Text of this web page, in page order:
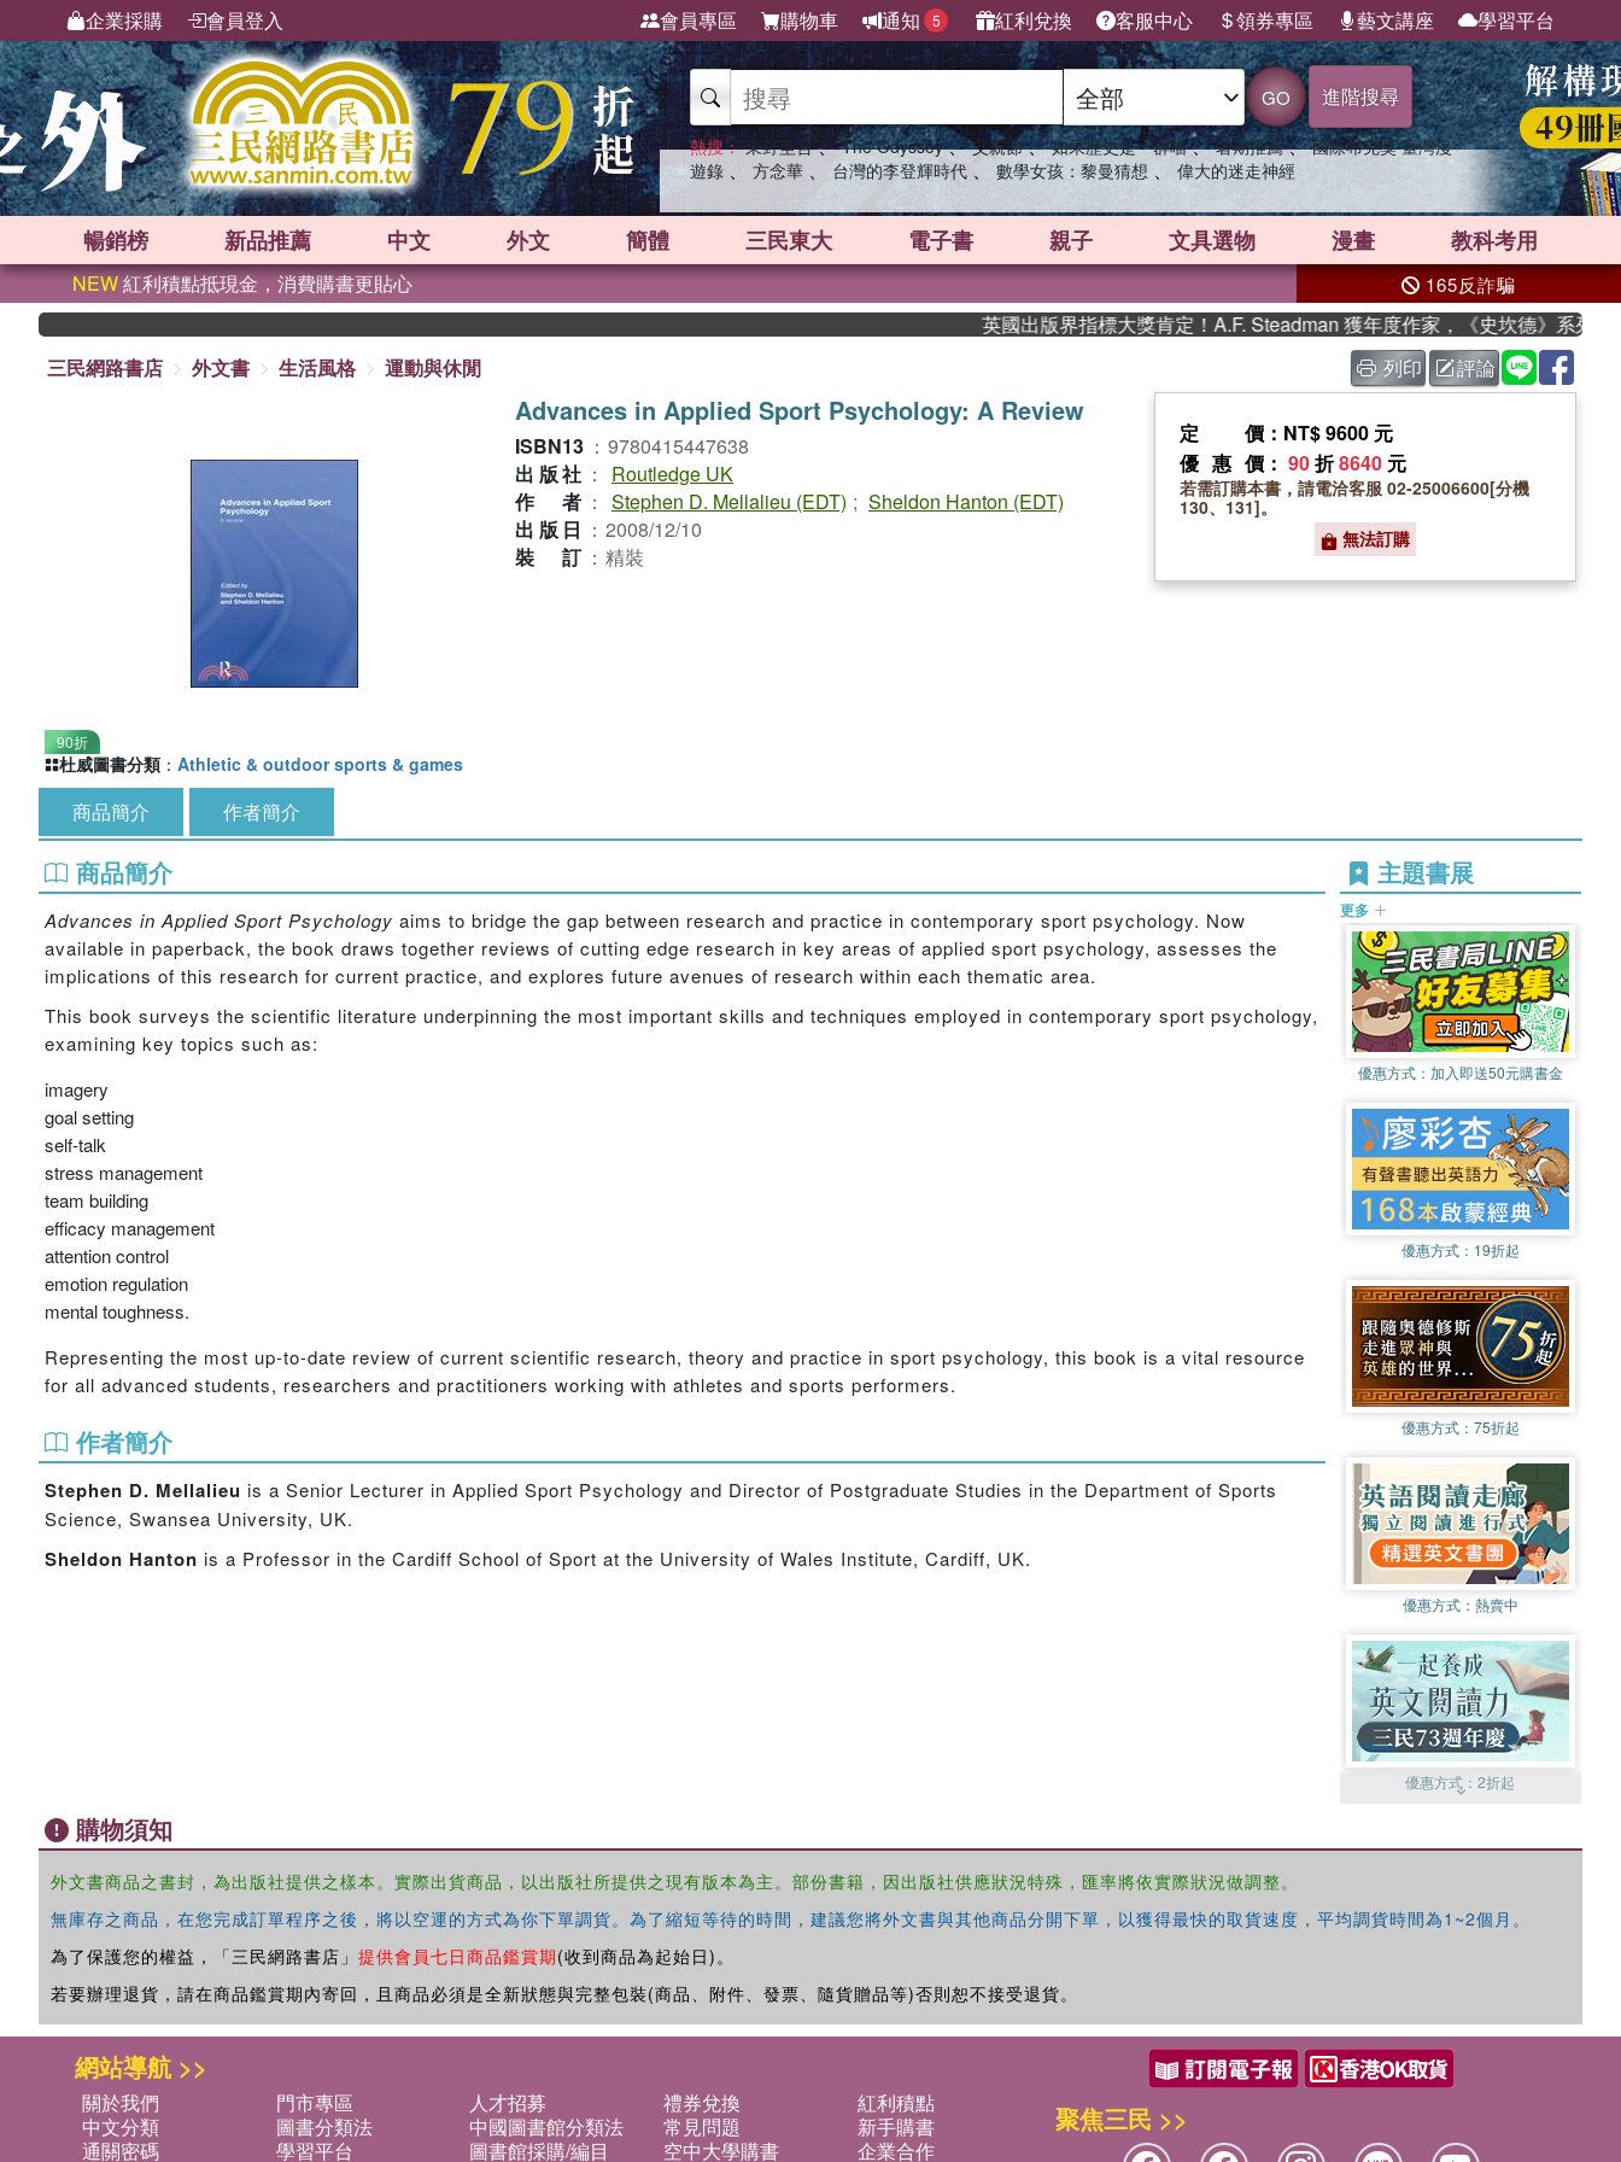
企業採購 會員登入 會員專區 購物車 通知 5 紅利兌換 客服中心 領券專區 藝文講座 學習平台
GO 進階搜尋
熱搜： 東野圭吾 、 The Odyssey 、 父親節 、 如果歷史是一群喵 、 暑期推薦 、 國際布克獎 臺灣漫
遊錄 、 方念華 、 台灣的李登輝時代 、 數學女孩：黎曼猜想 、 偉大的迷走神經
暢銷榜 新品推薦 中文 外文 簡體 三民東大 電子書 親子 文具選物 漫畫 教科考用
NEW紅利積點抵現金，消費購書更貼心 165反詐騙
英國出版界指標大獎肯定！A.F. Steadman 獲年度作家，《史坎德》系列帶你踏
三民網路書店
外文書 生活風格 運動與休閒 列印 評論
90折
Advances in Applied Sport Psychology: A Review
ISBN13 ： 9780415447638
出版社 ：
Routledge UK
作者 ： Stephen D. Mellalieu (EDT) ; Sheldon Hanton (EDT)
出版日 ： 2008/12/10
裝訂 ： 精裝
定價 ：NT$ 9600 元
優惠價 ： 90折8640 元
若需訂購本書，請電洽客服 02-25006600[分機
130、131]。
無法訂購
杜威圖書分類 ： Athletic & outdoor sports & games
商品簡介 作者簡介
商品簡介
Advances in Applied Sport Psychology aims to bridge the gap between research and practice in contemporary sport psychology. Now
available in paperback, the book draws together reviews of cutting edge research in key areas of applied sport psychology, assesses the
implications of this research for current practice, and explores future avenues of research within each thematic area.
This book surveys the scientific literature underpinning the most important skills and techniques employed in contemporary sport psychology,
examining key topics such as:
imagery
goal setting
self-talk
stress management
team building
efficacy management
attention control
emotion regulation
mental toughness.
Representing the most up-to-date review of current scientific research, theory and practice in sport psychology, this book is a vital resource
for all advanced students, researchers and practitioners working with athletes and sports performers.
作者簡介
Stephen D. Mellalieu is a Senior Lecturer in Applied Sport Psychology and Director of Postgraduate Studies in the Department of Sports
Science, Swansea University, UK.
Sheldon Hanton is a Professor in the Cardiff School of Sport at the University of Wales Institute, Cardiff, UK.
主題書展
更多
優惠方式： 加入即送50元購書金
優惠方式： 19折起
優惠方式： 75折起
優惠方式： 熱賣中
優惠方式：2折起
購物須知
外文書商品之書封，為出版社提供之樣本。實際出貨商品，以出版社所提供之現有版本為主。部份書籍，因出版社供應狀況特殊，匯率將依實際狀況做調整。
無庫存之商品，在您完成訂單程序之後，將以空運的方式為你下單調貨。為了縮短等待的時間，建議您將外文書與其他商品分開下單，以獲得最快的取貨速度，平均調貨時間為1~2個月。
為了保護您的權益，「三民網路書店」 提供會員七日商品鑑賞期(收到商品為起始日)。
若要辦理退貨，請在商品鑑賞期內寄回，且商品必須是全新狀態與完整包裝(商品、附件、發票、隨貨贈品等)否則恕不接受退貨。
網站導航 >>
關於我們 門市專區 人才招募 禮券兌換
紅利積點
中文分類
圖書分類法 中國圖書館分類法 常見問題
新手購書
通關密碼
學習平台 圖書館採購/編目 空中大學購書
企業合作
聚焦三民 >>